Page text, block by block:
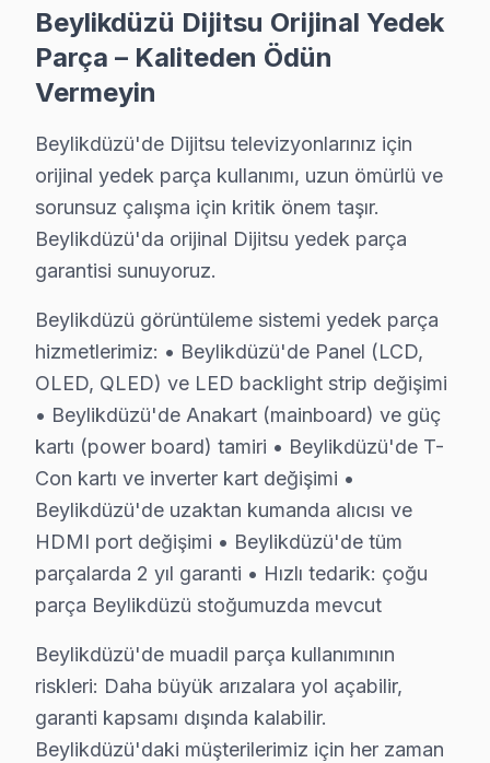
S: Beylikdüzü'de sabah aradığımda aynı gün servis
C: Evet, Beylikdüzü'de sabah 9-10 arası arama
S: Beylikdüzü'de servis ücreti ödenmesine nasıl
S: Beylikdüzü'de tamir belgesi ve fatura ne zaman
C: Tamir tamamlandıktan sonra. Belgede yapılan
S: Beylikdüzü'de tamir sırasında başka sorun
C: Beylikdüzü müşterisine haber verilerek, ek
C: Hayır, Beylikdüzü genelinde ücretsiz kapıdan
S: Beylikdüzü'de tamir sonrası problem devam etmesi
C: Beylikdüzü servisimizde garanti süresi içinde aynı
S: Beylikdüzü'de Dijitsu televizyon paneli'lerde en sık
C: atölyemizde Dijitsu Ses gecikmesi arızaları;
S: Beylikdüzü'de Dijitsu 4K modeli modelinde hangi
C: Beylikdüzü'de Dijitsu 4K modeli modelinde Ses
S: Beylikdüzü'de Dijitsu ekran Smart arayüzü
C: Beylikdüzü servisimize başvurmadan önce şunları
Beylikdüzü'de Dijitsu Hizmete Nasıl Ulaşılır?
Beylikdüzü sakinleri için Dijitsu televizyon servisi her
Telefon: 0850 811 14 36
Beylikdüzü Dijitsu Orijinal Yedek
Parça – Kaliteden Ödün
Vermeyin
Beylikdüzü'de Dijitsu televizyonlarınız için
orijinal yedek parça kullanımı, uzun ömürlü ve
sorunsuz çalışma için kritik önem taşır.
Beylikdüzü'da orijinal Dijitsu yedek parça
garantisi sunuyoruz.
Beylikdüzü görüntüleme sistemi yedek parça
hizmetlerimiz: • Beylikdüzü'de Panel (LCD,
OLED, QLED) ve LED backlight strip değişimi
• Beylikdüzü'de Anakart (mainboard) ve güç
kartı (power board) tamiri • Beylikdüzü'de T-
Con kartı ve inverter kart değişimi •
Beylikdüzü'de uzaktan kumanda alıcısı ve
HDMI port değişimi • Beylikdüzü'de tüm
parçalarda 2 yıl garanti • Hızlı tedarik: çoğu
parça Beylikdüzü stoğumuzda mevcut
Beylikdüzü'de muadil parça kullanımının
riskleri: Daha büyük arızalara yol açabilir,
garanti kapsamı dışında kalabilir.
Beylikdüzü'daki müşterilerimiz için her zaman